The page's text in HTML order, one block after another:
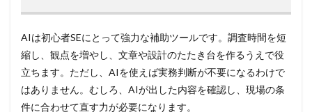
AIは初心者SEにとって強力な補助ツールです。調査時間を短
縮し、観点を増やし、文章や設計のたたき台を作るうえで役
立ちます。ただし、AIを使えば実務判断が不要になるわけで
はありません。むしろ、AIが出した内容を確認し、現場の条
件に合わせて直す力が必要になります。